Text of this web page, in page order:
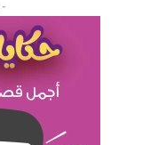
- Advertisement -